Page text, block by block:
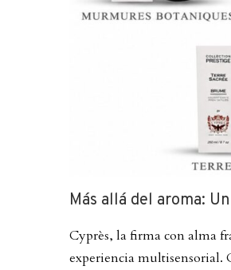
Más allá del aroma:
Cyprès, la firma con alma
experiencia multisensorial.